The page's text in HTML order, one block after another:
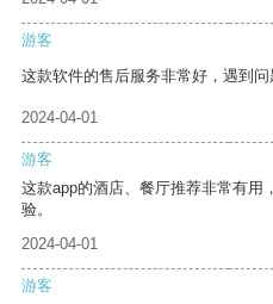
游客
这款软件的售后服务非常好，遇到问
2024-04-01
游客
这款app的酒店、餐厅推荐非常有用
验。
2024-04-01
游客